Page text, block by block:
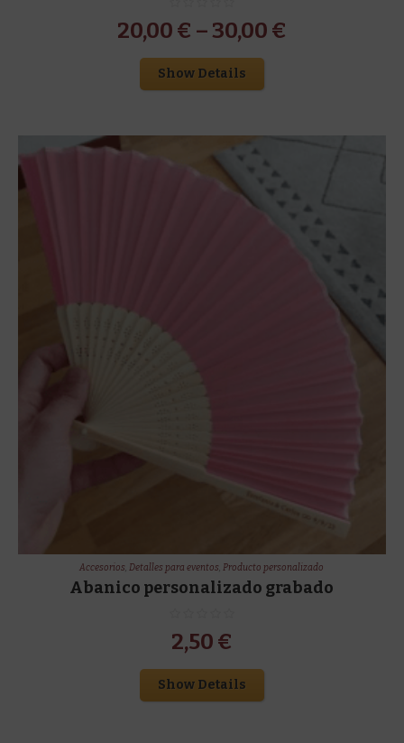
20,00 € –30,00 €
Show Details
Accesorios,Detalles para eventos,Producto personalizado
Abanico personalizado grabado
2,50 €
Show Details